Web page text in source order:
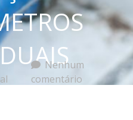
Nenhum
comentário